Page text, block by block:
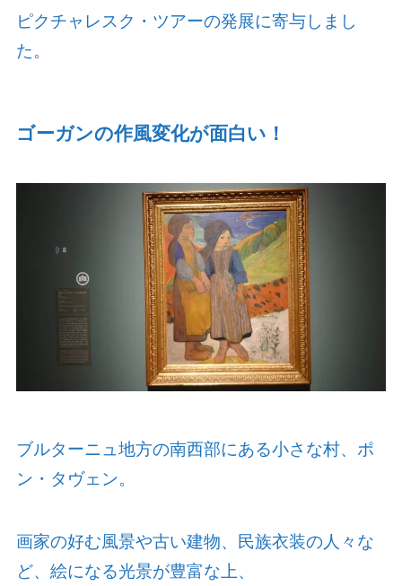
ピクチャレスク・ツアーの発展に寄与しまし
た。
ゴーガンの作風変化が面白い！
ブルターニュ地方の南西部にある小さな村、ポ
ン・タヴェン。
画家の好む風景や古い建物、民族衣装の人々な
ど、絵になる光景が豊富な上、